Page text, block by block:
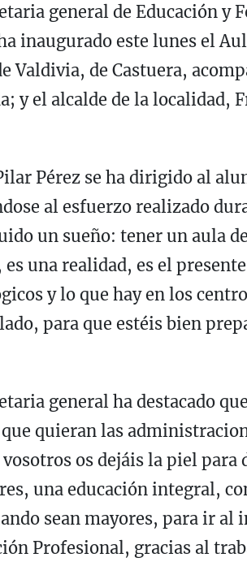
general de Educación
inaugurado este lunes el
Valdivia, de Castuera,
y el alcalde de la localidad,
Pérez se ha dirigido al
al esfuerzo realizado
un sueño: tener un aula
una realidad, es el
y lo que hay en los
para que estéis bien
general ha destacado
quieran las
os dejáis la piel para
una educación integral,
sean mayores, para ir
Profesional, gracias al